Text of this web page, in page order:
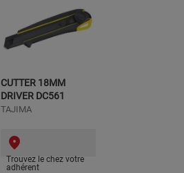
CUTTER 18MM
DRIVER DC561
TAJIMA
Trouvez le chez votre
adhérent